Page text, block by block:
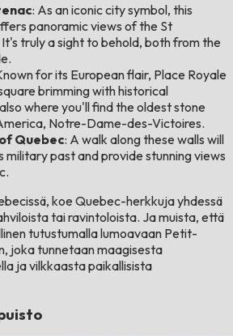
: As an iconic city symbol, this
panoramic views of the St
truly a sight to behold, both from the
for its European flair, Place Royale
brimming with historical
where you'll find the oldest stone
Notre-Dame-des-Victoires.
Quebec: A walk along these walls will
military past and provide stunning views
koe Quebec-herkkuja yhdessä
tai ravintoloista. Ja muista, että
tutustumalla lumoavaan Petit-
joka tunnetaan maagisesta
ja vilkkaasta paikallisista